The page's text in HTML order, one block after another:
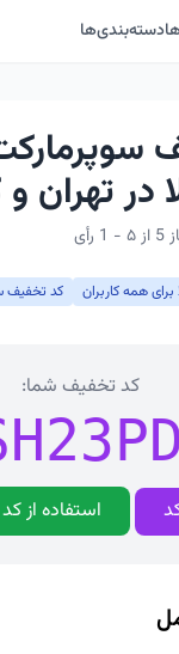
دسته‌بندی‌ها
در تهران
همه کاربران کد تخفیف
کد تخفیف شما:
استفاده از